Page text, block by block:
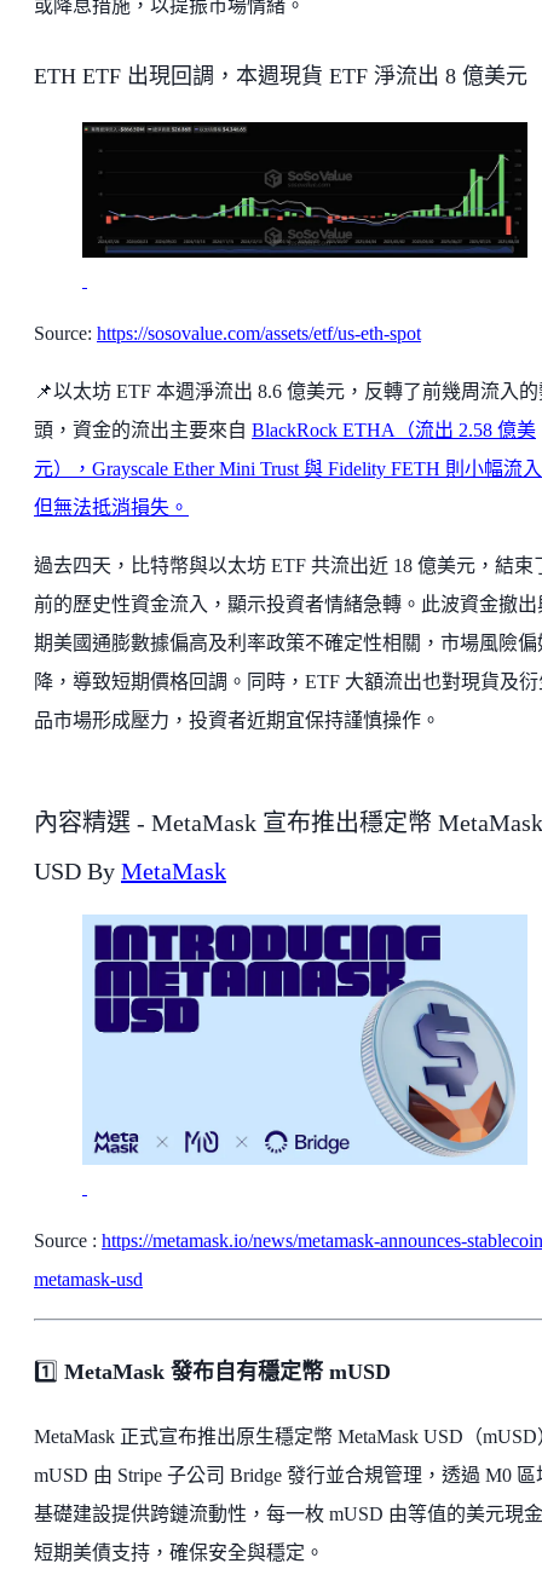
或降息措施，以提振市場情緒。
ETH ETF 出現回調，本週現貨 ETF 淨流出 8 億美元
Source: https://sosovalue.com/assets/etf/us-eth-spot
📌以太坊 ETF 本週淨流出 8.6 億美元，反轉了前幾周流入
頭，資金的流出主要來自 BlackRock ETHA（流出 2.58 億美
元），Grayscale Ether Mini Trust 與 Fidelity FETH 則小幅流
但無法抵消損失。
過去四天，比特幣與以太坊 ETF 共流出近 18 億美元，結束
前的歷史性資金流入，顯示投資者情緒急轉。此波資金撤出
期美國通膨數據偏高及利率政策不確定性相關，市場風險偏
降，導致短期價格回調。同時，ETF 大額流出也對現貨及衍
品市場形成壓力，投資者近期宜保持謹慎操作。
內容精選 - MetaMask 宣布推出穩定幣 MetaMask
USD By MetaMask
Source : https://metamask.io/news/metamask-announces-
metamask-usd
1️⃣ MetaMask 發布自有穩定幣 mUSD
MetaMask 正式宣布推出原生穩定幣 MetaMask USD（
mUSD 由 Stripe 子公司 Bridge 發行並合規管理，透過 M0 區
基礎建設提供跨鏈流動性，每一枚 mUSD 由等值的美元現
短期美債支持，確保安全與穩定。